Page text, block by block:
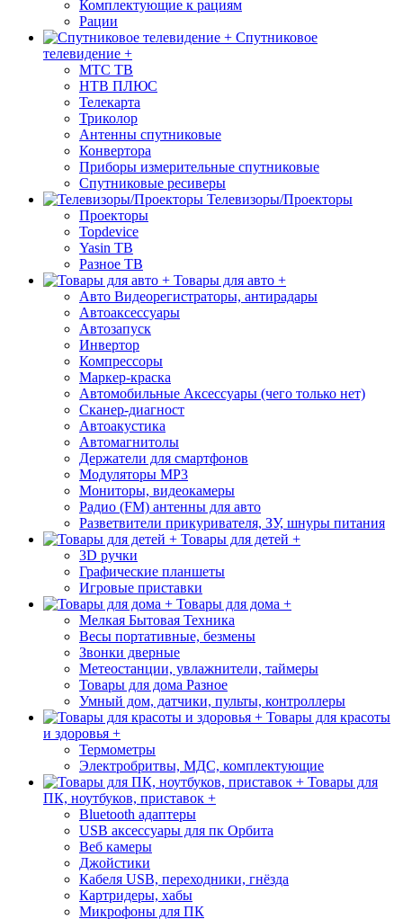
Комплектующие к рациям
Рации
Спутниковое
телевидение +
МТС ТВ
НТВ ПЛЮС
Телекарта
Триколор
Антенны спутниковые
Конвертора
Приборы измерительные спутниковые
Спутниковые ресиверы
Телевизоры/Проекторы
Проекторы
Topdevice
Yasin ТВ
Разное ТВ
Товары для авто +
Авто Видеорегистраторы, антирадары
Автоаксессуары
Автозапуск
Инвертор
Компрессоры
Маркер-краска
Автомобильные Аксессуары (чего только нет)
Сканер-диагност
Автоакустика
Автомагнитолы
Держатели для смартфонов
Модуляторы МР3
Мониторы, видеокамеры
Радио (FM) антенны для авто
Разветвители прикуривателя, ЗУ, шнуры питания
Товары для детей +
3D ручки
Графические планшеты
Игровые приставки
Товары для дома +
Мелкая Бытовая Техника
Весы портативные, безмены
Звонки дверные
Метеостанции, увлажнители, таймеры
Товары для дома Разное
Умный дом, датчики, пульты, контроллеры
Товары для красоты
и здоровья +
Термометры
Электробритвы, МДС, комплектующие
Товары для
ПК, ноутбуков, приставок +
Bluetooth адаптеры
USB аксессуары для пк Орбита
Веб камеры
Джойстики
Кабеля USB, переходники, гнёзда
Картридеры, хабы
Микрофоны для ПК